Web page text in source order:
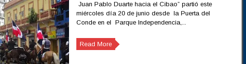
Juan Pablo Duarte hacia el Cibao” partió este
miércoles día 20 de junio desde la Puerta del
Conde en el Parque Independencia,...
Read More